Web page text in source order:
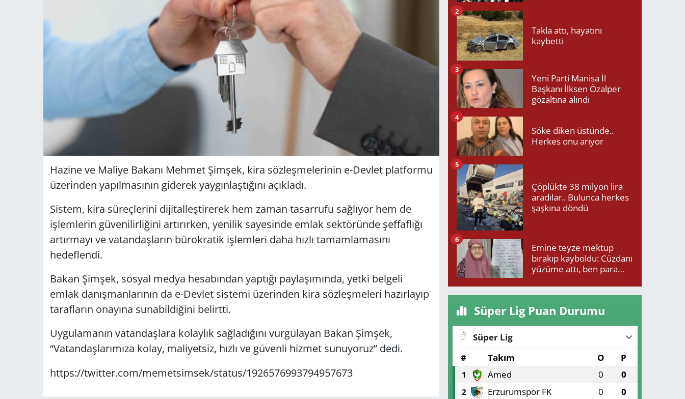
Hazine ve Maliye Bakanı Mehmet Şimşek, kira sözleşmelerinin e-Devlet platformu
üzerinden yapılmasının giderek yaygınlaştığını açıkladı.
Sistem, kira süreçlerini dijitalleştirerek hem zaman tasarrufu sağlıyor hem de
işlemlerin güvenilirliğini artırırken, yenilik sayesinde emlak sektöründe şeffaflığı
artırmayı ve vatandaşların bürokratik işlemleri daha hızlı tamamlamasını
hedeflendi.
Bakan Şimşek, sosyal medya hesabından yaptığı paylaşımında, yetki belgeli
emlak danışmanlarının da e-Devlet sistemi üzerinden kira sözleşmeleri hazırlayıp
tarafların onayına sunabildiğini belirtti.
Uygulamanın vatandaşlara kolaylık sağladığını vurgulayan Bakan Şimşek,
“Vatandaşlarımıza kolay, maliyetsiz, hızlı ve güvenli hizmet sunuyoruz” dedi.
https://twitter.com/memetsimsek/status/1926576993794957673
Takla attı, hayatını
kaybetti
2
Yeni Parti Manisa İl
Başkanı İlksen Özalper
gözaltına alındı
3
Söke diken üstünde..
Herkes onu arıyor
4
Çöplükte 38 milyon lira
aradılar.. Bulunca herkes
şaşkına döndü
5
Emine teyze mektup
bırakıp kayboldu: Cüzdanı
yüzüme attı, ben para
6
Süper Lig Puan Durumu
Süper Lig
#
Takım O P
1 Amed 0 0
2 Erzurumspor FK 0 0